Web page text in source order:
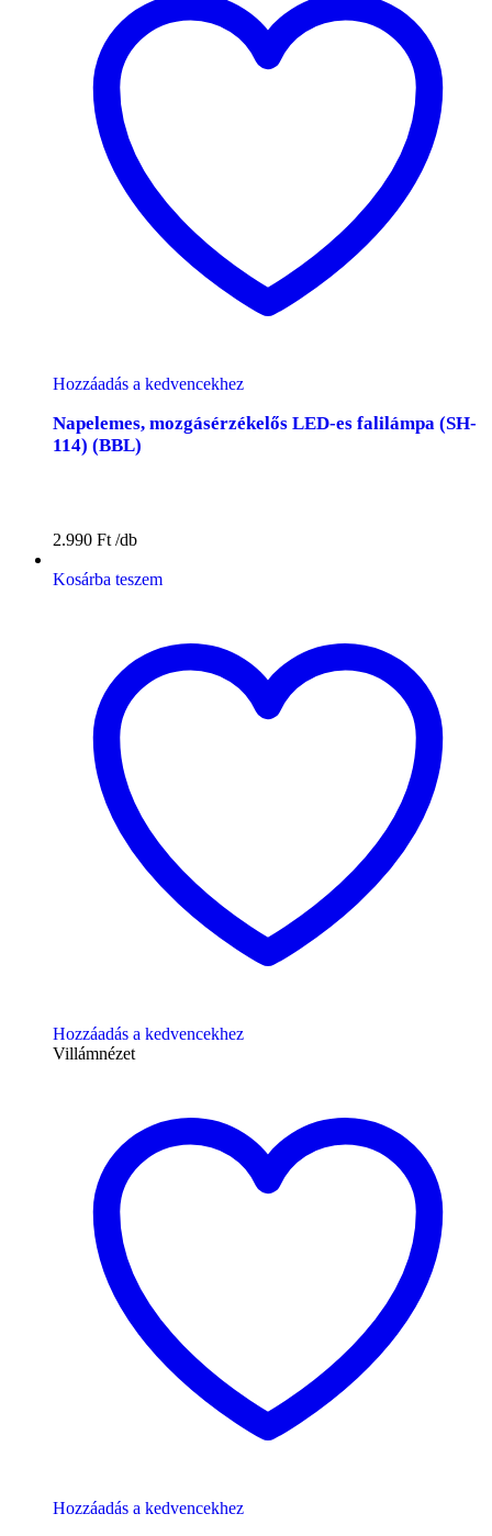
Hozzáadás a kedvencekhez
Napelemes, mozgásérzékelős LED-es falilámpa (SH-
114) (BBL)
2.990 Ft
Kosárba teszem
Hozzáadás a kedvencekhez
Villámnézet
Hozzáadás a kedvencekhez